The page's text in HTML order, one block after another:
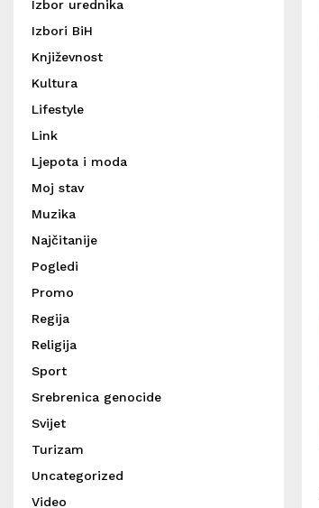
Izbor urednika
Izbori BiH
Književnost
Kultura
Lifestyle
Link
Ljepota i moda
Moj stav
Muzika
Najčitanije
Pogledi
Promo
Regija
Religija
Sport
Srebrenica genocide
Svijet
Turizam
Uncategorized
Video